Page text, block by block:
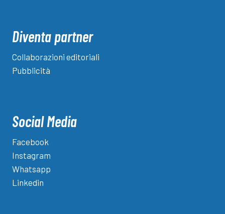
Diventa partner
Collaborazioni editoriali
Pubblicità
Social Media
Facebook
Instagram
Whatsapp
Linkedin